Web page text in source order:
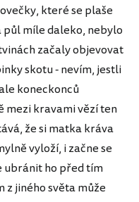
které se plaše
půl míle daleko, nebylo
začaly objevovat
skotu - nevím, jestli
koneckonců
mezi kravami vězí ten
že si matka kráva
vyloží, i začne se
ubránit ho před tím
jiného světa může